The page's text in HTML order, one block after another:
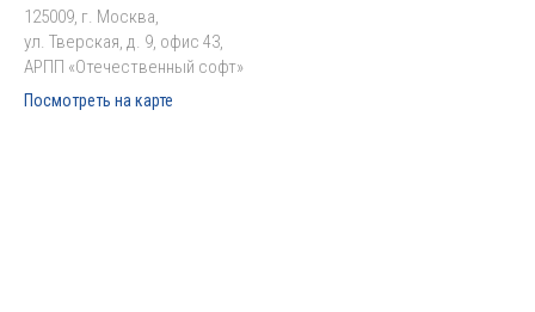
125009, г. Москва,
ул. Тверская, д. 9, офис 43,
АРПП «Отечественный софт»
Посмотреть на карте